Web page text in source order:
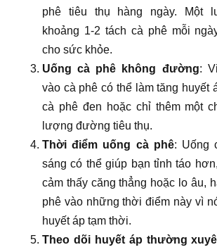
phê tiêu thụ hàng ngày. Một
khoảng 1-2 tách cà phê mỗi
cho sức khỏe.
Uống cà phê không đường:
vào cà phê có thể làm tăng huyết
cà phê đen hoặc chỉ thêm một
lượng đường tiêu thụ.
Thời điểm uống cà phê: Uống
sáng có thể giúp bạn tỉnh táo
cảm thấy căng thẳng hoặc lo âu,
phê vào những thời điểm này vì
huyết áp tạm thời.
Theo dõi huyết áp thường